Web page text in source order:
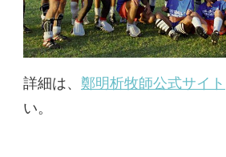
詳細は、 鄭明析牧師公式サイト
い。